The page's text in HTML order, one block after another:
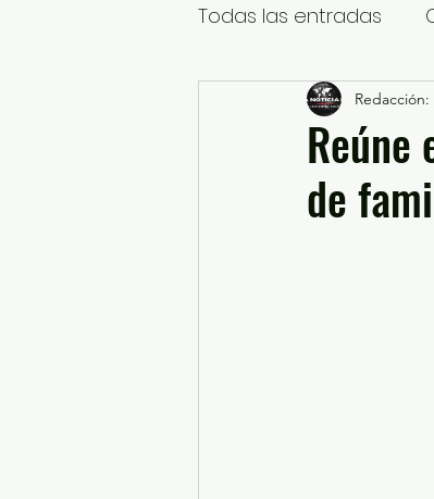
Todas las entradas
Nacional
Educación y Cultura
Reúne
de